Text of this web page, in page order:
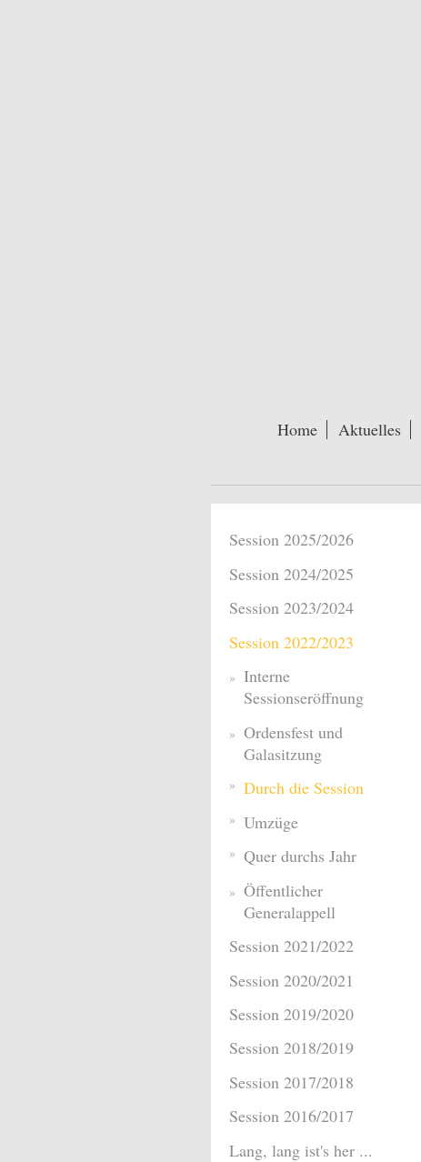
Home Aktuelles
Session 2025/2026
Session 2024/2025
Session 2023/2024
Session 2022/2023
Interne
Sessionseröffnung
Ordensfest und
Galasitzung
Durch die Session
Umzüge
Quer durchs Jahr
Öffentlicher
Generalappell
Session 2021/2022
Session 2020/2021
Session 2019/2020
Session 2018/2019
Session 2017/2018
Session 2016/2017
Lang, lang ist's her ...